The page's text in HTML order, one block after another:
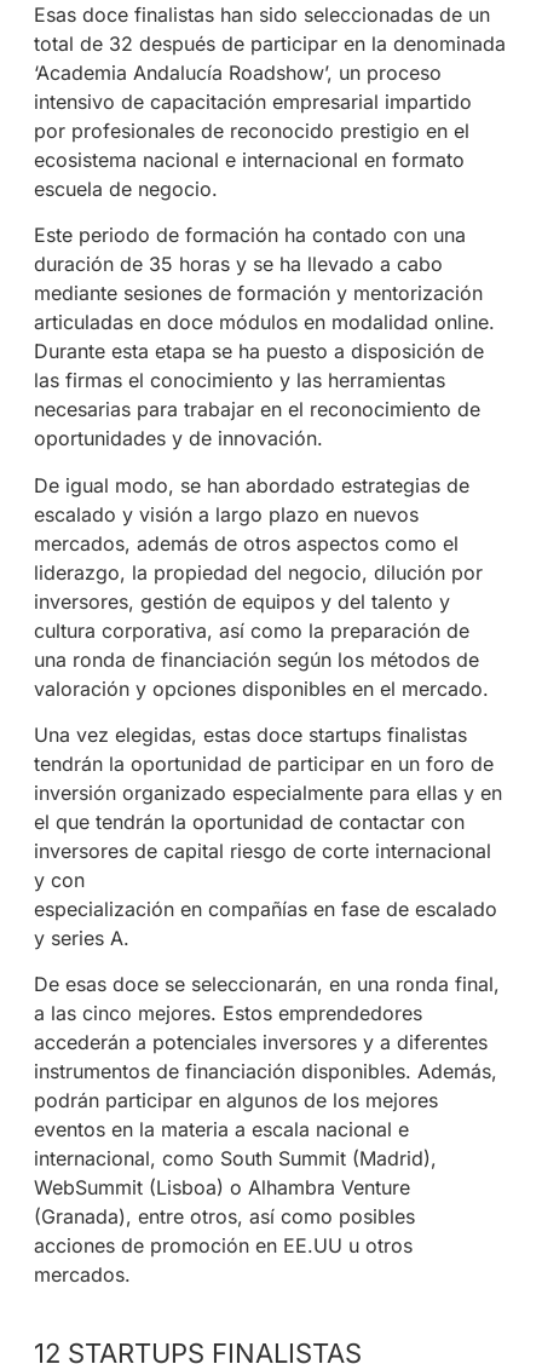
Esas doce finalistas han sido seleccionadas de un
total de 32 después de participar en la denominada
‘Academia Andalucía Roadshow’, un proceso
intensivo de capacitación empresarial impartido
por profesionales de reconocido prestigio en el
ecosistema nacional e internacional en formato
escuela de negocio.
Este periodo de formación ha contado con una
duración de 35 horas y se ha llevado a cabo
mediante sesiones de formación y mentorización
articuladas en doce módulos en modalidad online.
Durante esta etapa se ha puesto a disposición de
las firmas el conocimiento y las herramientas
necesarias para trabajar en el reconocimiento de
oportunidades y de innovación.
De igual modo, se han abordado estrategias de
escalado y visión a largo plazo en nuevos
mercados, además de otros aspectos como el
liderazgo, la propiedad del negocio, dilución por
inversores, gestión de equipos y del talento y
cultura corporativa, así como la preparación de
una ronda de financiación según los métodos de
valoración y opciones disponibles en el mercado.
Una vez elegidas, estas doce startups finalistas
tendrán la oportunidad de participar en un foro de
inversión organizado especialmente para ellas y en
el que tendrán la oportunidad de contactar con
inversores de capital riesgo de corte internacional
y con
especialización en compañías en fase de escalado
y series A.
De esas doce se seleccionarán, en una ronda final,
a las cinco mejores. Estos emprendedores
accederán a potenciales inversores y a diferentes
instrumentos de financiación disponibles. Además,
podrán participar en algunos de los mejores
eventos en la materia a escala nacional e
internacional, como South Summit (Madrid),
WebSummit (Lisboa) o Alhambra Venture
(Granada), entre otros, así como posibles
acciones de promoción en EE.UU u otros
mercados.
12 STARTUPS FINALISTAS